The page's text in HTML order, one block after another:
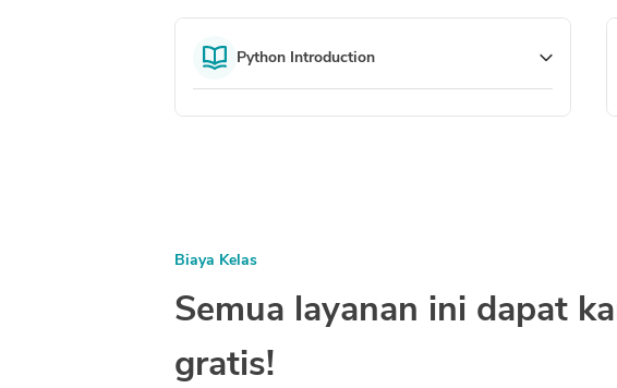
Python Introduction
Biaya Kelas
Semua layanan ini dapat
gratis!